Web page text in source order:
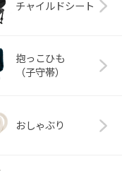
チャイルドシート
抱っこひも
（子守帯）
おしゃぶり